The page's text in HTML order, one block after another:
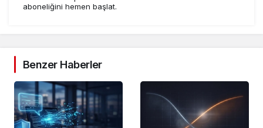
aboneliğini hemen başlat.
Benzer Haberler